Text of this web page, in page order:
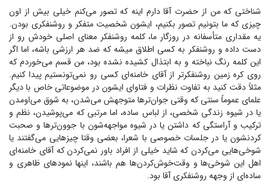
شناختی که من از حضرت آقا دارم اینه که تصور می‌کنم خیلی بیش از اون
چیزی که ما بتونیم تصور بکنیم، ایشون شخصیت متفکر و روشنفکری بودن.
یه مقداری متأسفانه در روزگار ما، کلمه روشنفکر معنای اصلی خودش رو از
دست داده و روشنفکر به کسی اطلاق میشه که ضد هر ارزشی باشه، اما اگر
این کلمه رنگ نباخته و به ابتذال کشیده نشده بود، من قسم می‌خوردم که
روی کره زمین روشنفکرتر از آقای خامنه‌ای کسی رو نمی‌تونستیم پیدا کنیم.
مثلاً دقت کنید به تفاوت نظرات و فتاوای ایشون در موضوعاتی خاص با دیگر
علمای عموماً سنتی که وقتی جوان‌تر‌ها متوجهش می‌شدن، به شوق می‌اومدن
یا در شیوه زندگی شخصی، از لباس ساده، اما مرتبی که می‌پوشیدن، نظم و
ترکیب و آراستگی که داشتن یا در شیوه مواجهه‌شون با جوون‌تر‌ها و صحبت
کردنشون یا در جلسات خصوصی با شعرا، بعضی وقتا چیز‌هایی می‌گفتند یا
شوخی‌هایی می‌کردن که شاید خیلی از افراد باور نمی‌کردن که آقای خامنه‌ای
اهل این شوخی‌ها و وقت‌خوش‌کردن‌ها هم باشند، اینها نمود‌های ظاهری و
ساده‌ای از وجهه روشنفکری آقا بود.